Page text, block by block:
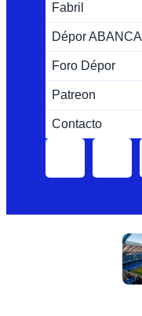
Fabril
Dépor ABANCA
Foro Dépor
Patreon
Contacto